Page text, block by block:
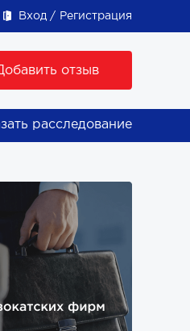
Вход Регистрация
отзыв
расследование